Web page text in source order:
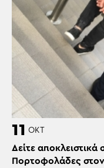
11 ΟΚΤ
Δείτε
Πορτοφολάδες